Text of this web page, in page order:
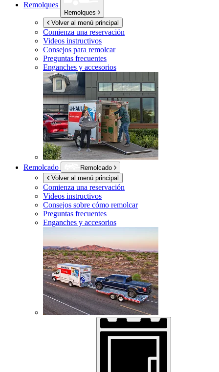
Remolques
Remolques
Volver al menú principal
Comienza una reservación
Videos instructivos
Consejos para remolcar
Preguntas frecuentes
Enganches y accesorios
Remolcado
Remolcado
Volver al menú principal
Comienza una reservación
Videos instructivos
Consejos sobre cómo remolcar
Preguntas frecuentes
Enganches y accesorios